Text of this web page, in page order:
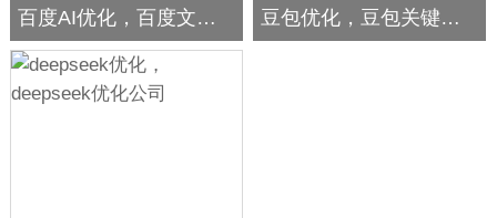
百度AI优化，百度文心一言 豆包优化，豆包关键词优化